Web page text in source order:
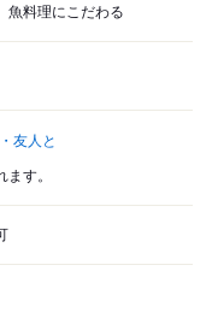
魚料理にこだわる
友人と
す。